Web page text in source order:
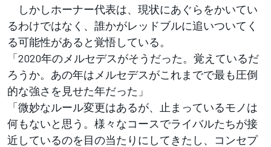
しかしホーナー代表は、現状にあぐらをかいてい
るわけではなく、誰かがレッドブルに追いついてく
る可能性があると覚悟している。
「2020年のメルセデスがそうだった。覚えているだ
ろうか。あの年はメルセデスがこれまでで最も圧倒
的な強さを見せた年だった」
「微妙なルール変更はあるが、止まっているモノは
何もないと思う。様々なコースでライバルたちが接
近しているのを目の当たりにしてきたし、コンセプ